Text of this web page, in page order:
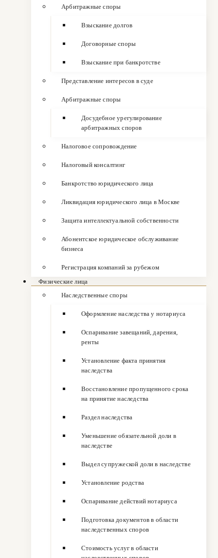
Арбитражные споры
Взыскание долгов
Договорные споры
Взыскание при банкротстве
Представление интересов в суде
Арбитражные споры
Досудебное урегулирование
арбитражных споров
Налоговое сопровождение
Налоговый консалтинг
Банкротство юридического лица
Ликвидация юридического лица в Москве
Защита интеллектуальной собственности
Абонентское юридическое обслуживание
бизнеса
Регистрация компаний за рубежом
Физические лица
Наследственные споры
Оформление наследства у нотариуса
Оспаривание завещаний, дарения,
ренты
Установление факта принятия
наследства
Восстановление пропущенного срока
на принятие наследства
Раздел наследства
Уменьшение обязательной доли в
наследстве
Выдел супружеской доли в наследстве
Установление родства
Оспаривание действий нотариуса
Подготовка документов в области
наследственных споров
Стоимость услуг в области